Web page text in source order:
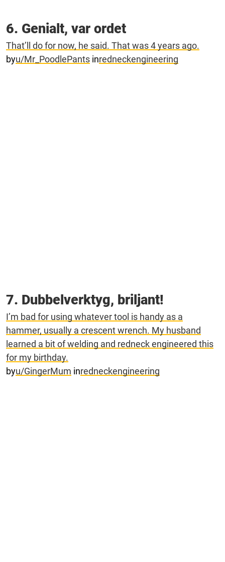
6. Genialt, var ordet
That’ll do for now, he said. That was 4 years ago.
byu/Mr_PoodlePants inredneckengineering
7. Dubbelverktyg, briljant!
I’m bad for using whatever tool is handy as a
hammer, usually a crescent wrench. My husband
learned a bit of welding and redneck engineered this
for my birthday.
byu/GingerMum inredneckengineering